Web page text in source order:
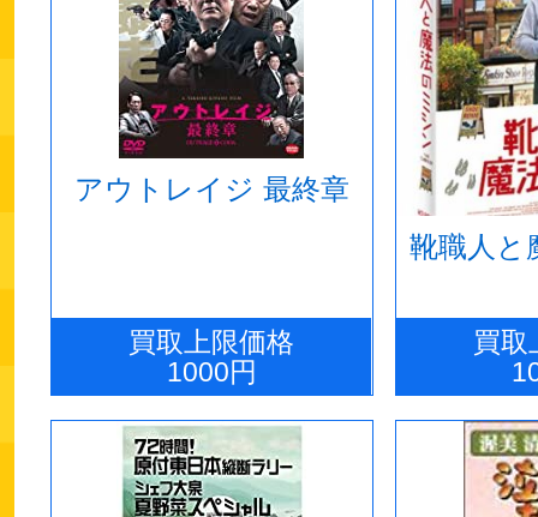
アウトレイジ 最終章
買取上限価格
1000円
靴職人と
買取